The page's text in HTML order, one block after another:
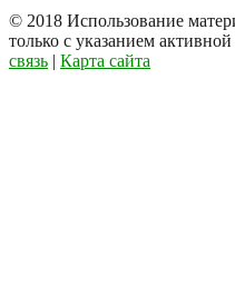
© 2018 Использование
только с указанием
связь | Карта сайта